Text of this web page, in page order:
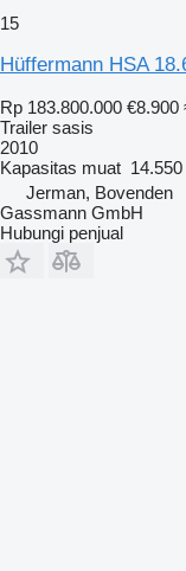
15
Hüffermann HSA
Rp 183.800.000 €8.900
Trailer sasis
2010
Kapasitas muat
Jerman, Bovenden
Gassmann GmbH
Hubungi penjual